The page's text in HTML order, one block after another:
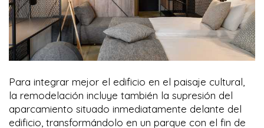
Para integrar mejor el edificio en el paisaje cultural,
la remodelación incluye también la supresión del
aparcamiento situado inmediatamente delante del
edificio, transformándolo en un parque con el fin de